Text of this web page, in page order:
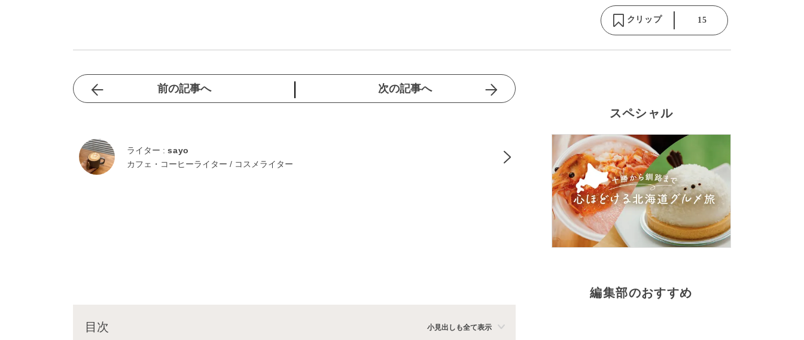
クリップ 15
前の記事へ 次の記事へ
ライター : sayo
カフェ・コーヒーライター / コスメライター
目次 小見出しも全て表示
スペシャル
編集部のおすすめ